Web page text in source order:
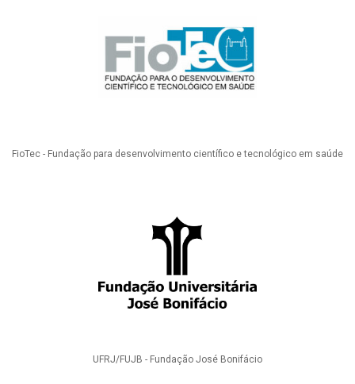
FioTec - Fundação para desenvolvimento científico e tecnológico em saúde
UFRJ/FUJB - Fundação José Bonifácio